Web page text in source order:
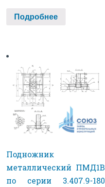
Подробнее
Подножник
металлический ПМД1В
по серии 3.407.9-180